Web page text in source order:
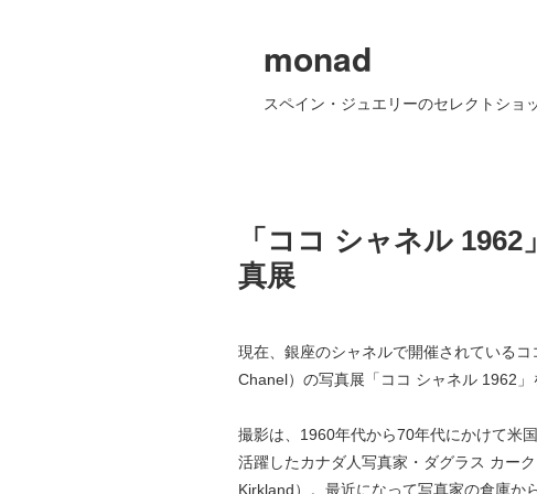
monad
スペイン・ジュエリーのセレクトショ
「ココ シャネル
真展
現在、銀座のシャネルで開催されている
Chanel）の写真展「ココ シャネル 1962」
撮影は、1960年代から70年代にかけて米
活躍したカナダ人写真家・ダグラス カー
Kirkland）。最近になって写真家の倉庫か